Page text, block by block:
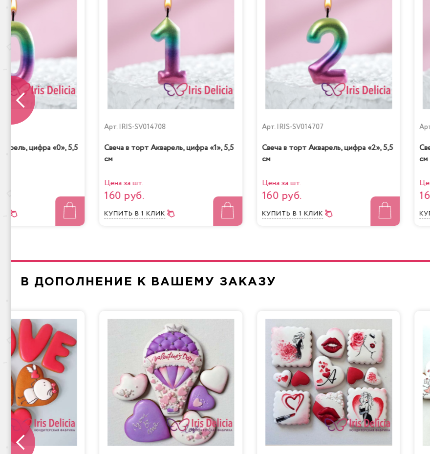
. Оригинальный способ преподнести купленный подарок — куклу Барби, машинку и т.
У нас можно заказать детский торт с доставкой по Москве и Подмосковью. Услуга стоит относительно
Готовите тематическую вечеринку на Хэллоуин? Кондитерская Iris Delicia испечет для ваших гостей мрачный
присутствующих! Под эффектной оболочкой скрывается нежная, невероятно вкусная начинка! Сочные фрукты,
нравится вам больше? Окончательно определиться вы сможете на бесплатной дегустации, запись на которую
Закажите торт в один клик, мы свяжемся с вами в ближайшее время. Минимальный вес — 4 кг. Возможна работа по
телефону +7 (495) 636-29-32.
цифра «0», 5,5
Арт. IRIS-SV014708
Свеча в торт Акварель, цифра «1», 5,5
см
Цена за шт.
160 руб.
КУПИТЬВ 1 КЛИК
Арт. IRIS-SV014707
Свеча в торт Акварель, цифра «2», 5,5
см
Цена за шт.
160 руб.
КУПИТЬ В 1 КЛИК
см
В ДОПОЛНЕНИЕ К ВАШЕМУ ЗАКАЗУ